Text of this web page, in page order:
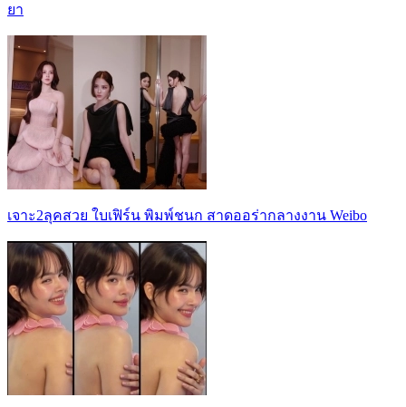
ยา
เจาะ2ลุคสวย ใบเฟิร์น พิมพ์ชนก สาดออร่ากลางงาน Weibo